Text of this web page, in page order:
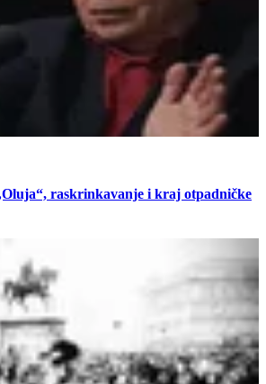
raskrinkavanje i kraj otpadničke